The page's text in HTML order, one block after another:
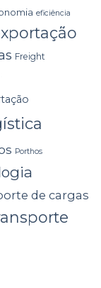
eficiência
Freight
Porthos
de cargas